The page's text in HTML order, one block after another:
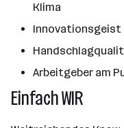
Klima
Innovationsgeist
Arbeitgeber am
Einfach WIR